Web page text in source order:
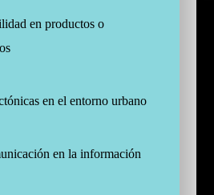
en productos o
en el entorno urbano
en la información